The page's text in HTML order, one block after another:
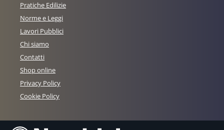
Pratiche Edilizie
Norme e Leggi
Lavori Pubblici
Chi siamo
Contatti
Shop online
Privacy Policy
Cookie Policy